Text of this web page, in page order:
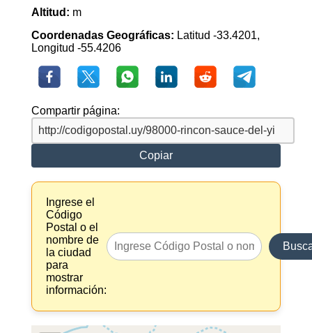
Altitud: m
Coordenadas Geográficas: Latitud -33.4201,
Longitud -55.4206
Compartir página:
Copiar
Ingrese el
Código
Postal o el
nombre de
la ciudad
para
mostrar
información: